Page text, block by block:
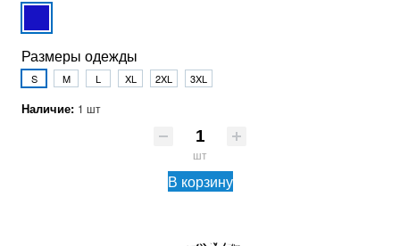
Размеры одежды
S M L XL 2XL 3XL
Наличие: 1 шт
шт
В корзину